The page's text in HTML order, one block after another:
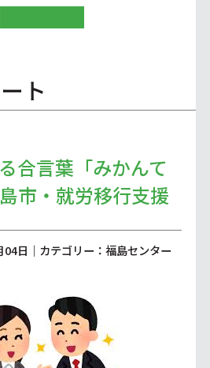
ト
合言葉「みかんて
市・就労移行支援
日｜カテゴリー：福島センター